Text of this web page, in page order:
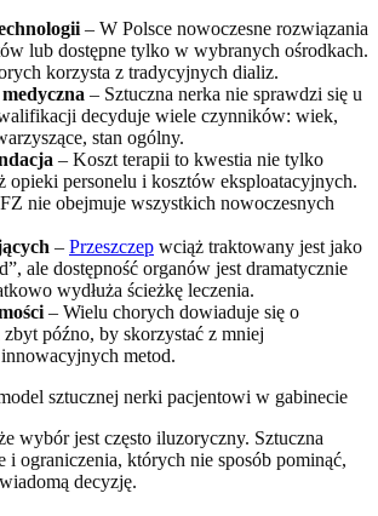
– W Polsce nowoczesne rozwiązania
lub dostępne tylko w wybranych ośrodkach.
korzysta z tradycyjnych dializ.
– Sztuczna nerka nie sprawdzi się u
decyduje wiele czynników: wiek,
stan ogólny.
– Koszt terapii to kwestia nie tylko
opieki personelu i kosztów eksploatacyjnych.
nie obejmuje wszystkich nowoczesnych
– Przeszczep wciąż traktowany jest jako
ale dostępność organów jest dramatycznie
wydłuża ścieżkę leczenia.
– Wielu chorych dowiaduje się o
późno, by skorzystać z mniej
metod.
wybór jest często iluzoryczny. Sztuczna
i ograniczenia, których nie sposób pominąć,
decyzję.